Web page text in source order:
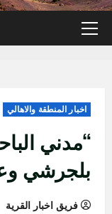
القائمة
اخبار المنطقة والاهالي
“مدني
بلجرشي
فريق اخبار القرية